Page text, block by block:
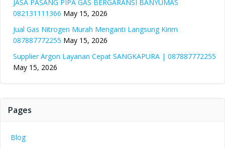
JASA PASANG PIPA GAS BERGARANSI BANYUMAS
082131111366 May 15, 2026
Jual Gas Nitrogen Murah Menganti Langsung Kirim
087887772255 May 15, 2026
Supplier Argon Layanan Cepat SANGKAPURA | 087887772255
May 15, 2026
Pages
Blog